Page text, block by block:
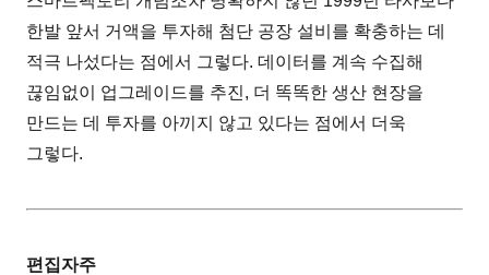
한발 앞서 거액을 투자해 첨단 공장 설비를 확충하는 데
적극 나섰다는 점에서 그렇다. 데이터를 계속 수집해
끊임없이 업그레이드를 추진, 더 똑똑한 생산 현장을
만드는 데 투자를 아끼지 않고 있다는 점에서 더욱
그렇다.
편집자주